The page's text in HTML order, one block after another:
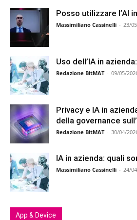
Posso utilizzare l’AI
Massimiliano Cassinelli - 23/
Uso dell’IA in
Redazione BitMAT - 09/05/
Privacy e IA in
della governance
Redazione BitMAT - 30/04/
IA in azienda: quali
Massimiliano Cassinelli - 24/
App & Device